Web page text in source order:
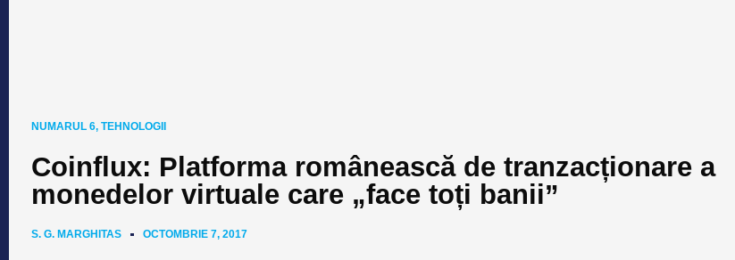
NUMARUL 6, TEHNOLOGII
Coinflux: Platforma românească de tranzacționare a
monedelor virtuale care „face toți banii”
S. G. MARGHITAS OCTOMBRIE 7, 2017